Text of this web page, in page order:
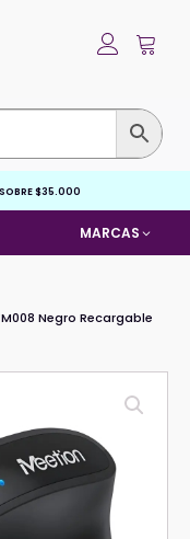
$35.000
MARCAS
Negro Recargable